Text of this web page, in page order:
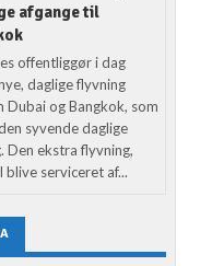
afgange til
offentliggør i dag
daglige flyvning
Dubai og Bangkok, som
syvende daglige
Den ekstra flyvning,
blive serviceret af...